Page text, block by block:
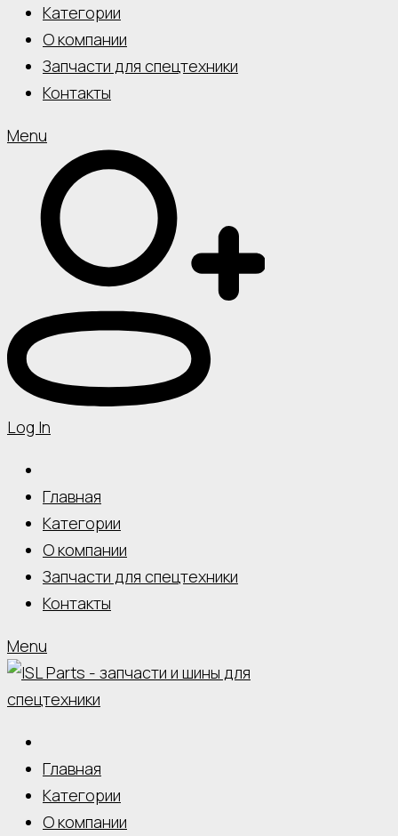
Категории
О компании
Запчасти для спецтехники
Контакты
Menu
Log In
Главная
Категории
О компании
Запчасти для спецтехники
Контакты
Menu
Главная
Категории
О компании